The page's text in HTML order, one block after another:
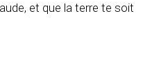
et que la terre te soit